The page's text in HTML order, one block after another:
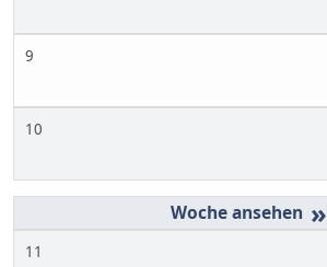
9
10
»
11